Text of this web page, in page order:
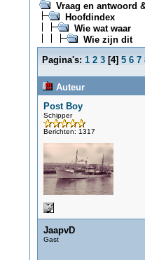
Vraag en antwoord
Hoofdindex
Wie wat waar
Wie zijn dit
Pagina's: 1 2 3[4] 5 6 7
Auteur
Post Boy
Schipper
Berichten: 1317
JaapvD
Gast